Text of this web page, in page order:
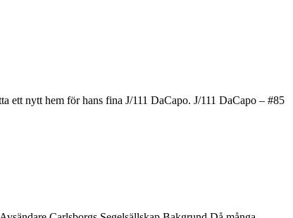
ett nytt hem för hans fina J/111 DaCapo. J/111 DaCapo – #85